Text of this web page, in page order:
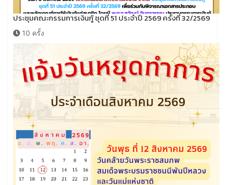
ประชุมคณะกรรมการเงินกู้ ชุดที่ 51 ประจำปี 2569 ครั้งที่ 32/2569
10 ครั้ง